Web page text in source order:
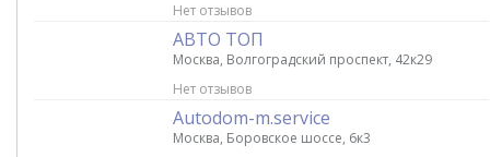
Нет отзывов
АВТО ТОП
Москва, Волгоградский проспект, 42к29
Нет отзывов
Autodom-m.service
Москва, Боровское шоссе, 6к3